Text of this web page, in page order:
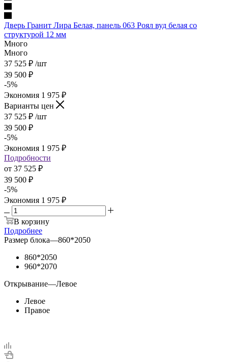
Дверь Гранит Лира Белая, панель 063 Роял вуд белая со
структурой 12 мм
Много
Много
37 525 ₽ /шт
39 500 ₽
-5%
Экономия 1 975 ₽
Варианты цен
37 525 ₽ /шт
39 500 ₽
-5%
Экономия 1 975 ₽
Подробности
от 37 525 ₽
39 500 ₽
-5%
Экономия 1 975 ₽
В корзину
Подробнее
Размер блока—860*2050
860*2050
960*2070
Открывание—Левое
Левое
Правое